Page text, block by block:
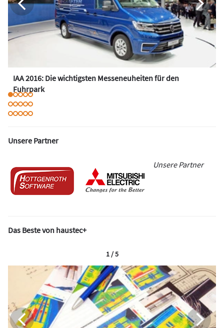
IAA 2016: Die wichtigsten Messeneuheiten für den
Fuhrpark
Unsere Partner
Unsere Partner
Das Beste von haustec+
1 / 5